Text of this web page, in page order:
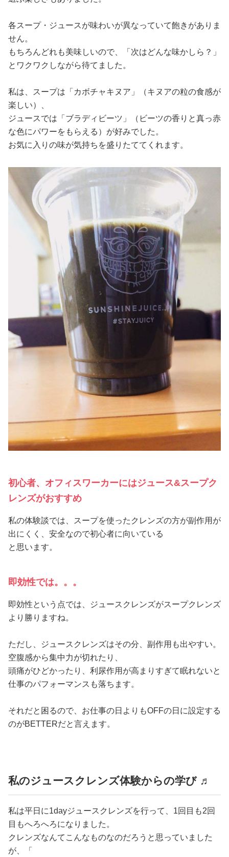
各スープ・ジュースが味わいが異なっていて飽きがありま
せん。
もちろんどれも美味しいので、「次はどんな味かしら？」
とワクワクしながら待てました。
私は、スープは「カボチャキヌア」（キヌアの粒の食感が
楽しい）、
ジュースでは「ブラディビーツ」（ビーツの香りと真っ赤
な色にパワーをもらえる）が好みでした。
お気に入りの味が気持ちを盛りたててくれます。
初心者、オフィスワーカーにはジュース&スープク
レンズがおすすめ
私の体験談では、スープを使ったクレンズの方が副作用が
出にくく、安全なので初心者に向いている
と思います。
即効性では。。。
即効性という点では、ジュースクレンズがスープクレンズ
より勝りますね。
ただし、ジュースクレンズはその分、副作用も出やすい。
空腹感から集中力が切れたり、
頭痛がひどかったり、利尿作用が高まりすぎて眠れないと
仕事のパフォーマンスも落ちます。
それだと困るので、お仕事の日よりもOFFの日に設定する
のがBETTERだと言えます。
私のジュースクレンズ体験からの学び ♬
私は平日に1dayジュースクレンズを行って、1回目も2回
目もへろへろになりました。
クレンズなんてこんなものなのだろうと思っていました
が、「